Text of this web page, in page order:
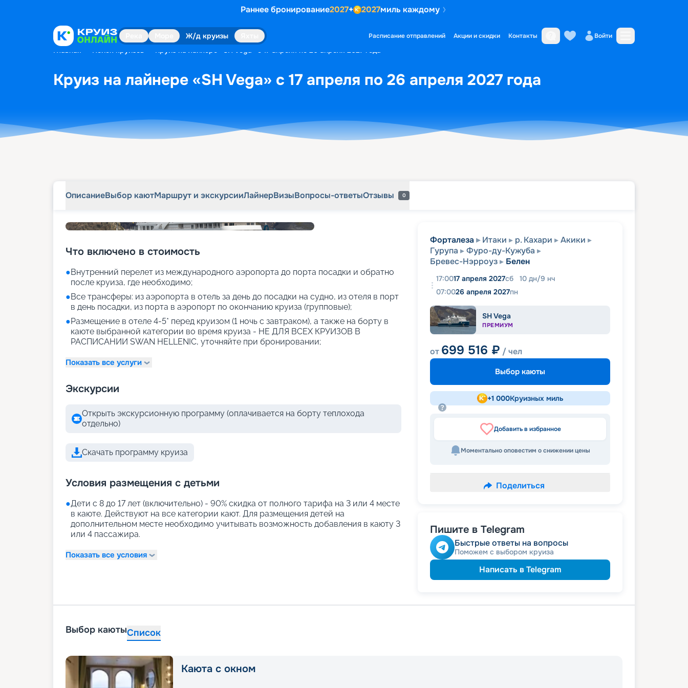
Раннее бронирование2027+ 2027миль каждому
Ж/д круизы Расписание отправлений Акции и скидки Контакты Войти
Главная Поиск круизов Круиз на лайнере «SH Vega» с 17 апреля по 26 апреля 2027 года
Круиз на лайнере «SH Vega» с 17 апреля по 26 апреля 2027 года
ОписаниеВыбор каютМаршрут и экскурсииЛайнерВизыВопросы-ответыОтзывы 0
Что включено в стоимость
●Внутренний перелет из международного аэропорта до порта посадки и обратно
после круиза, где необходимо;
●Все трансферы: из аэропорта в отель за день до посадки на судно, из отеля в порт
в день посадки, из порта в аэропорт по окончанию круиза (групповые);
●Размещение в отеле 4-5* перед круизом (1 ночь с завтраком), а также на борту в
каюте выбранной категории во время круиза - НЕ ДЛЯ ВСЕХ КРУИЗОВ В
РАСПИСАНИИ SWAN HELLENIC, уточняйте при бронировании;
Показать все услуги
Экскурсии
Открыть экскурсионную программу (оплачивается на борту теплохода
отдельно)
Скачать программу круиза
Условия размещения с детьми
●Дети с 8 до 17 лет (включительно) - 90% скидка от полного тарифа на 3 или 4 месте
в каюте. Действуют на все категории кают. Для размещения детей на
дополнительном месте необходимо учитывать возможность добавления в каюту 3
или 4 пассажира.
Показать все условия
Форталеза Итаки р. Кахари
Акики
Гурупа
Фуро-ду-Кужуба
Бревес-Нэрроуз
Белен
17:0017 апреля 2027сб 10 дн/9 нч
07:0026 апреля 2027пн
SH Vega
ПРЕМИУМ
от 699 516 ₽ / чел
Выбор каюты
+1 000Круизных миль
Добавить в избранное
Моментально оповестим о снижении цены
Поделиться
Пишите в Telegram
Быстрые ответы на вопросы
Поможем с выбором круиза
Написать в Telegram
Выбор каютыСписок
Каюта с окном